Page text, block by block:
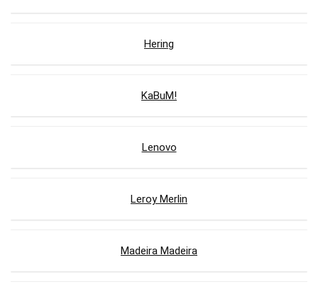
Hering
KaBuM!
Lenovo
Leroy Merlin
Madeira Madeira